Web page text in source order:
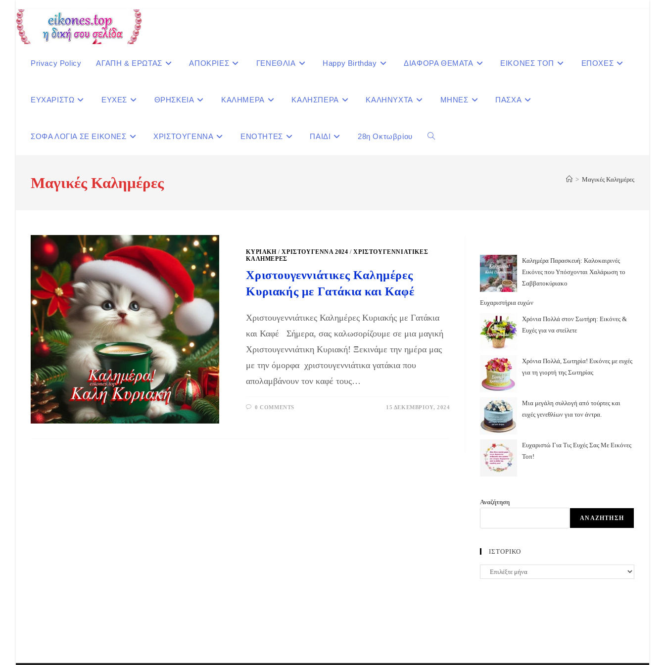
content
Privacy Policy ΑΓΑΠΗ & ΕΡΩΤΑΣ ΑΠΟΚΡΙΕΣ ΓΕΝΕΘΛΙΑ Happy Birthday ΔΙΑΦΟΡΑ ΘΕΜΑΤΑ ΕΙΚΟΝΕΣ ΤΟΠ ΕΠΟΧΕΣ
ΕΥΧΑΡΙΣΤΩ ΕΥΧΕΣ ΘΡΗΣΚΕΙΑ ΚΑΛΗΜΕΡΑ ΚΑΛΗΣΠΕΡΑ ΚΑΛΗΝΥΧΤΑ ΜΗΝΕΣ ΠΑΣΧΑ
ΣΟΦΑ ΛΟΓΙΑ ΣΕ ΕΙΚΟΝΕΣ ΧΡΙΣΤΟΥΓΕΝΝΑ ΕΝΟΤΗΤΕΣ ΠΑΙΔΙ 28η Οκτωβρίου Toggle
Μαγικές Καλημέρες > Μαγικές Καλημέρες
ΚΥΡΙΑΚΉ /ΧΡΙΣΤΟΥΓΕΝΝΑ 2024 /ΧΡΙΣΤΟΥΓΕΝΝΙΆΤΙΚΕΣ
ΚΑΛΗΜΈΡΕΣ
Χριστουγεννιάτικες Καλημέρες
Κυριακής με Γατάκια και Καφέ
Χριστουγεννιάτικες Καλημέρες Κυριακής με Γατάκια
και Καφέ Σήμερα, σας καλωσορίζουμε σε μια μαγική
Χριστουγεννιάτικη Κυριακή! Ξεκινάμε την ημέρα μας
με την όμορφα χριστουγεννιάτικα γατάκια που
απολαμβάνουν τον καφέ τους…
0 COMMENTS 15 ΔΕΚΕΜΒΡΊΟΥ, 2024
Καλημέρα Παρασκευή: Καλοκαιρινές
Εικόνες που Υπόσχονται Χαλάρωση το
Σαββατοκύριακο
Ευχαριστήρια ευχών
Χρόνια Πολλά στον Σωτήρη: Εικόνες &
Ευχές για να στείλετε
Χρόνια Πολλά, Σωτηρία! Εικόνες με ευχές
για τη γιορτή της Σωτηρίας
Μια μεγάλη συλλογή από τούρτες και
ευχές γενεθλίων για τον άντρα.
Ευχαριστώ Για Τις Ευχές Σας Με Εικόνες
Τοπ!
Αναζήτηση
ΑΝΑΖΉΤΗΣΗ
ΙΣΤΟΡΙΚΟ
ΙΣΤΟΡΙΚΟ